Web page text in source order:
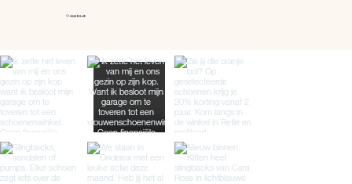
© 2026 BILLIE